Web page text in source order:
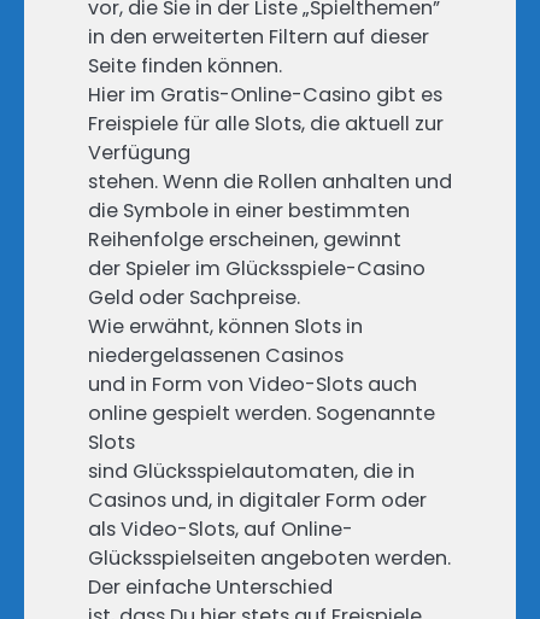
vor, die Sie in der Liste „Spielthemen”
in den erweiterten Filtern auf dieser
Seite finden können.
Hier im Gratis-Online-Casino gibt es
Freispiele für alle Slots, die aktuell zur
Verfügung
stehen. Wenn die Rollen anhalten und
die Symbole in einer bestimmten
Reihenfolge erscheinen, gewinnt
der Spieler im Glücksspiele-Casino
Geld oder Sachpreise.
Wie erwähnt, können Slots in
niedergelassenen Casinos
und in Form von Video-Slots auch
online gespielt werden. Sogenannte
Slots
sind Glücksspielautomaten, die in
Casinos und, in digitaler Form oder
als Video-Slots, auf Online-
Glücksspielseiten angeboten werden.
Der einfache Unterschied